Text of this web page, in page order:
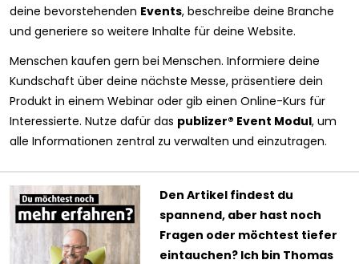
deine bevorstehenden Events, beschreibe deine Branche
und generiere so weitere Inhalte für deine Website.
Menschen kaufen gern bei Menschen. Informiere deine
Kundschaft über deine nächste Messe, präsentiere dein
Produkt in einem Webinar oder gib einen Online-Kurs für
Interessierte. Nutze dafür das publizer® Event Modul, um
alle Informationen zentral zu verwalten und einzutragen.
Den Artikel findest du
spannend, aber hast noch
Fragen oder möchtest tiefer
eintauchen? Ich bin Thomas